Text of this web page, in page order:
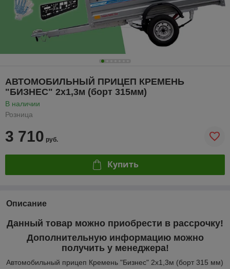
АВТОМОБИЛЬНЫЙ ПРИЦЕП КРЕМЕНЬ
"БИЗНЕС" 2x1,3м (борт 315мм)
В наличии
Розница
3 710 руб.
Купить
Описание
Данный товар можно приобрести в рассрочку!
Дополнительную информацию можно
получить у менеджера!
Автомобильный прицеп Кремень "Бизнес" 2x1,3м (борт 315 мм)